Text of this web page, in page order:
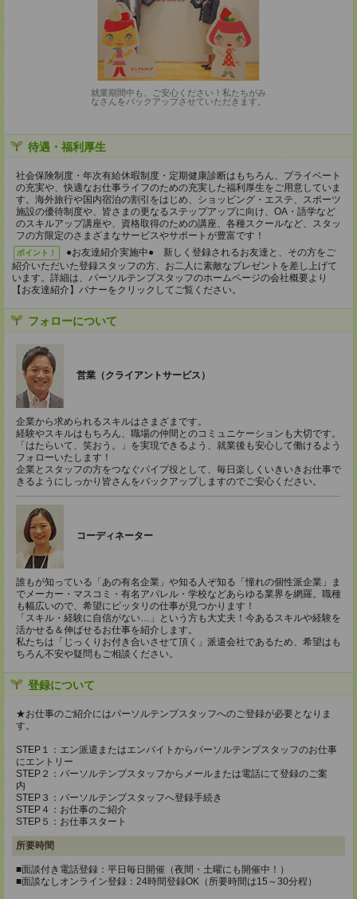
就業期間中も、ご安心ください！私たちがみ
なさんをバックアップさせていただきます。
待遇・福利厚生
社会保険制度・年次有給休暇制度・定期健康診断はもちろん、プライベート
の充実や、快適なお仕事ライフのための充実した福利厚生をご用意していま
す。海外旅行や国内宿泊の割引をはじめ、ショッピング・エステ、スポーツ
施設の優待制度や、皆さまの更なるステップアップに向け、OA・語学など
のスキルアップ講座や、資格取得のための講座、各種スクールなど、スタッ
フの方限定のさまざまなサービスやサポートが豊富です！
ポイント！
●お友達紹介実施中● 新しく登録されるお友達と、その方をご
紹介いただいた登録スタッフの方、お二人に素敵なプレゼントを差し上げて
います。詳細は、パーソルテンプスタッフのホームページの会社概要より
【お友達紹介】バナーをクリックしてご覧ください。
フォローについて
営業（クライアントサービス）
企業から求められるスキルはさまざまです。
経験やスキルはもちろん、職場の仲間とのコミュニケーションも大切です。
「はたらいて、笑おう。」を実現できるよう、就業後も安心して働けるよう
フォローいたします！
企業とスタッフの方をつなぐパイプ役として、毎日楽しくいきいきお仕事で
きるようにしっかり皆さんをバックアップしますのでご安心ください。
コーディネーター
誰もが知っている「あの有名企業」や知る人ぞ知る「憧れの個性派企業」ま
でメーカー・マスコミ・有名アパレル・学校などあらゆる業界を網羅。職種
も幅広いので、希望にピッタリの仕事が見つかります！
「スキル・経験に自信がない…」という方も大丈夫！今あるスキルや経験を
活かせる＆伸ばせるお仕事を紹介します。
私たちは「じっくりお付き合いさせて頂く」派遣会社であるため、希望はも
ちろん不安や疑問もご相談ください。
登録について
★お仕事のご紹介にはパーソルテンプスタッフへのご登録が必要となりま
す。
STEP１：エン派遣またはエンバイトからパーソルテンプスタッフのお仕事
にエントリー
STEP２：パーソルテンプスタッフからメールまたは電話にて登録のご案
内
STEP３：パーソルテンプスタッフへ登録手続き
STEP４：お仕事のご紹介
STEP５：お仕事スタート
所要時間
■面談付き電話登録：平日毎日開催（夜間・土曜にも開催中！）
■面談なしオンライン登録：24時間登録OK（所要時間は15～30分程）